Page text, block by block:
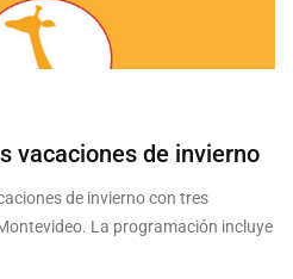
vacaciones de invierno
de invierno con tres
La programación incluye